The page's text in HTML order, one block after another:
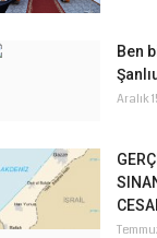
Ben
Aralık